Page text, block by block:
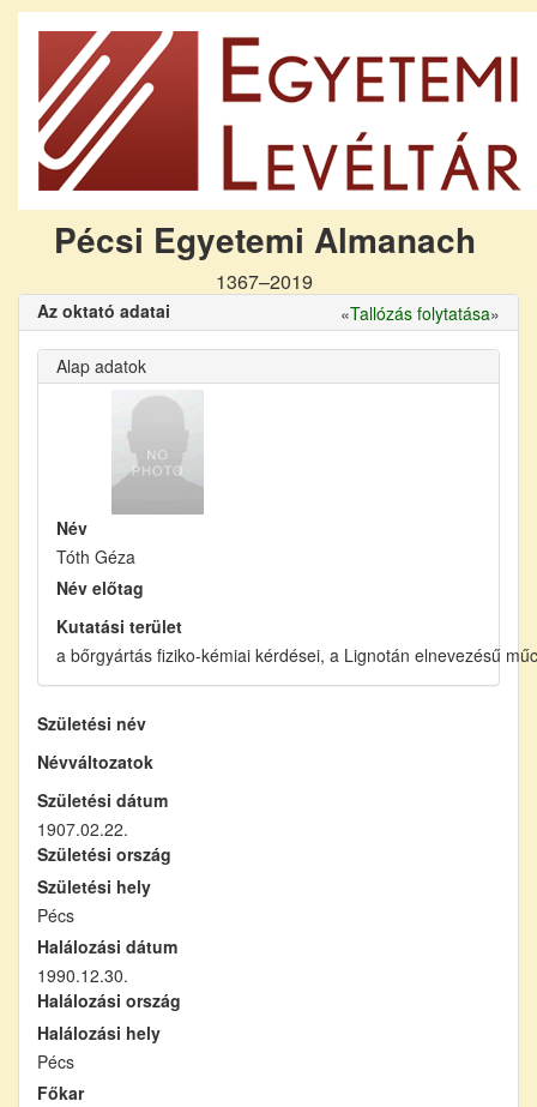
Pécsi Egyetemi Almanach
1367–2019
Az oktató adatai «Tallózás folytatása»
Alap adatok
Név
Tóth Géza
Név előtag
Kutatási terület
a bőrgyártás fiziko-kémiai kérdései, a Lignotán elnevezésű
Születési név
Névváltozatok
Születési dátum
1907.02.22.
Születési ország
Születési hely
Pécs
Halálozási dátum
1990.12.30.
Halálozási ország
Halálozási hely
Pécs
Főkar